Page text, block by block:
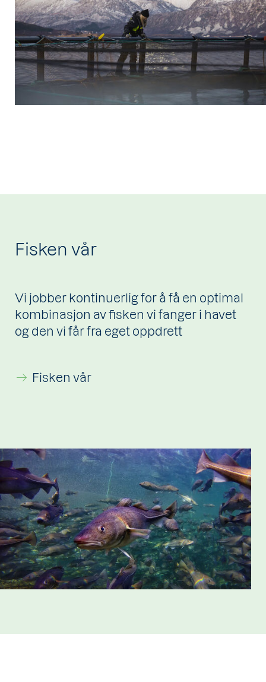
Fisken vår
Vi jobber kontinuerlig for å få en optimal
kombinasjon av fisken vi fanger i havet
og den vi får fra eget oppdrett
Fisken vår